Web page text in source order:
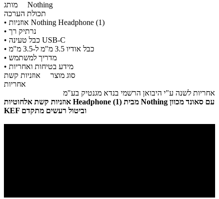
מותג Nothing
תכולת הערכה
• אוזניות Nothing Headphone (1)
• נרתיק רך
• כבל טעינה USB-C
• כבל אודיו 3.5 מ"מ ל-3.5 מ"מ
• מדריך למשתמש
• מידע בטיחות ואחריות
סוג מוצר אוזניות קשת
אחריות
אחריות לשנה ע"י היבואן הרשמי בנדא מגנטיק בע"מ
אוזניות קשת אלחוטיות Headphone (1) מבית Nothing עם סאונד מכוון
KEF וביטול רעשים מתקדם